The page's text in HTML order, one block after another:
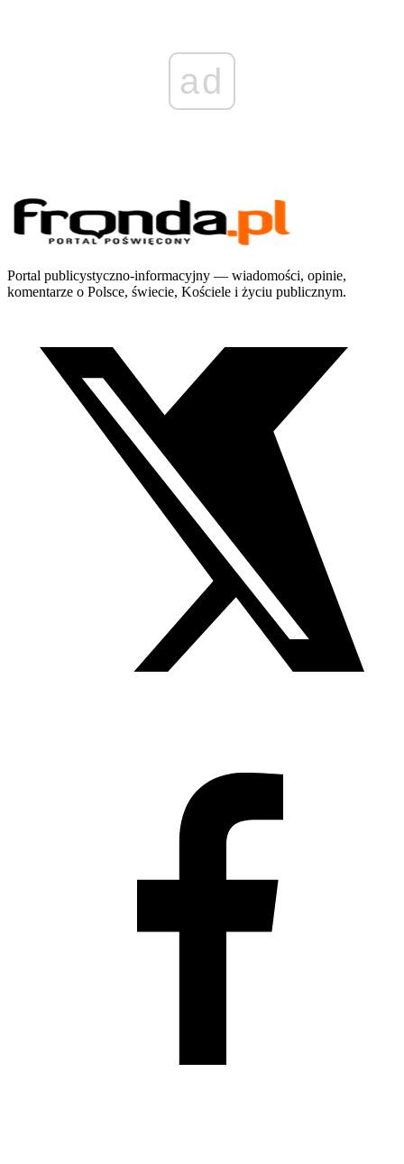
ad
Portal publicystyczno-informacyjny — wiadomości, opinie,
komentarze o Polsce, świecie, Kościele i życiu publicznym.